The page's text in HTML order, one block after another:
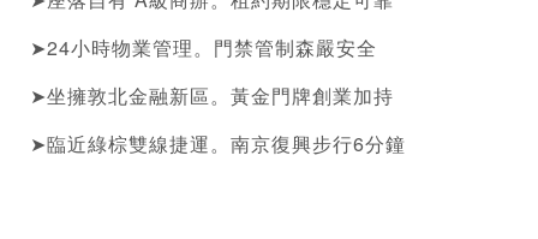
➤24小時物業管理。門禁管制森嚴安全
➤坐擁敦北金融新區。黃金門牌創業加持
➤臨近綠棕雙線捷運。南京復興步行6分鐘